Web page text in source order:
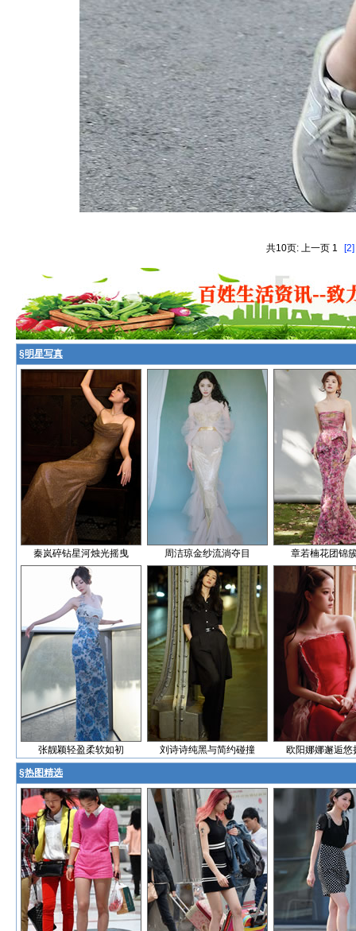
共10页: 上一页 1 [2]
§明星写真
秦岚碎钻星河烛光摇曳 周洁琼金纱流淌夺目 章若楠花团锦
张靓颖轻盈柔软如初 刘诗诗纯黑与简约碰撞 欧阳娜娜邂逅悠
§热图精选